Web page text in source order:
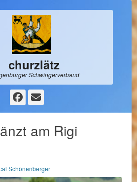
churzlätz
Schwingerverband
Facebook
E-
Mail
am Rigi
Schönenberger